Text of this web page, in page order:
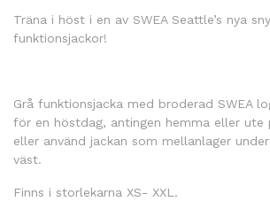
Träna i höst i en av SWEA Seattle’s nya
funktionsjackor!
Grå funktionsjacka med broderad SWEA
för en höstdag, antingen hemma eller ute
eller använd jackan som mellanlager
väst.
Finns i storlekarna XS- XXL.